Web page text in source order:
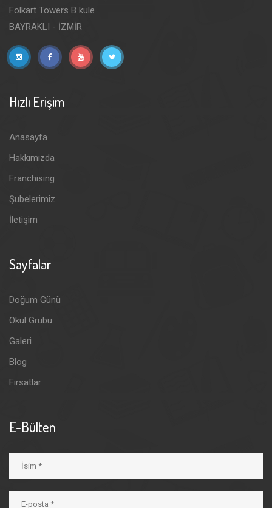
Folkart Towers B kule
BAYRAKLI - İZMİR
Hızlı Erişim
Anasayfa
Hakkımızda
Franchising
Şubelerimiz
İletişim
Sayfalar
Doğum Günü
Okul Grubu
Galeri
Blog
Fırsatlar
E-Bülten